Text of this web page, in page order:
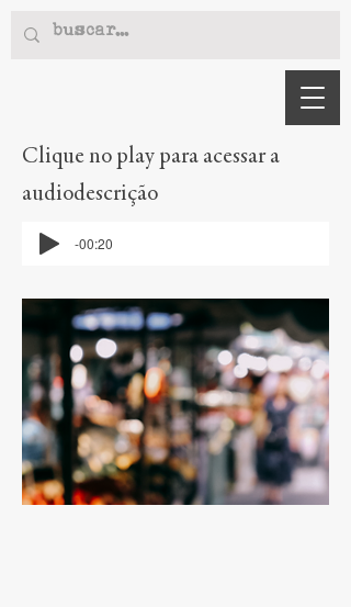
Clique no play para acessar a
audiodescrição
-00:20